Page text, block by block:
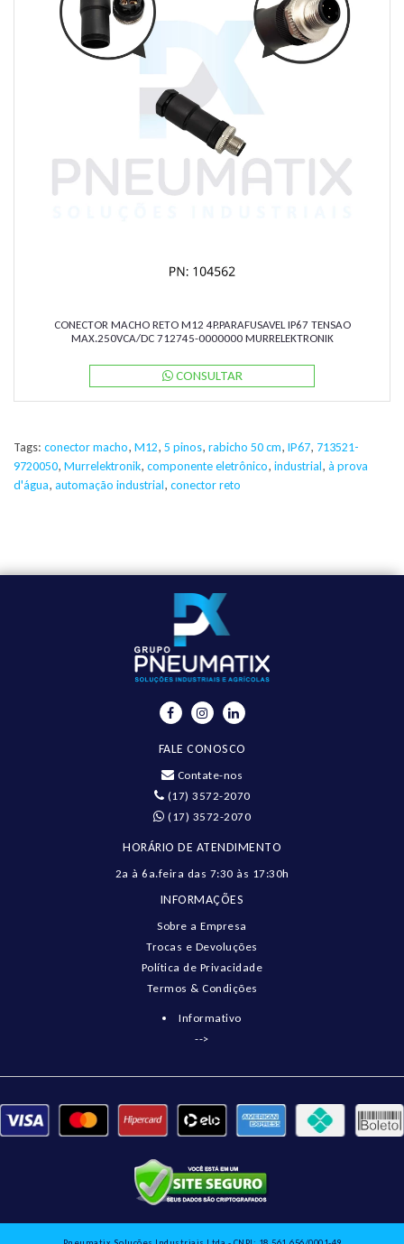
CONECTOR MACHO RETO M12 4P.PARAFUSAVEL IP67 TENSAO
MAX.250VCA/DC 712745-0000000 MURRELEKTRONIK
CONSULTAR
Tags: conector macho, M12, 5 pinos, rabicho 50 cm, IP67, 713521-
9720050, Murrelektronik, componente eletrônico, industrial, à prova
d'água, automação industrial, conector reto
FALE CONOSCO
Contate-nos
(17) 3572-2070
(17) 3572-2070
HORÁRIO DE ATENDIMENTO
2a à 6a.feira das 7:30 às 17:30h
INFORMAÇÕES
Sobre a Empresa
Trocas e Devoluções
Política de Privacidade
Termos & Condições
Informativo
-->